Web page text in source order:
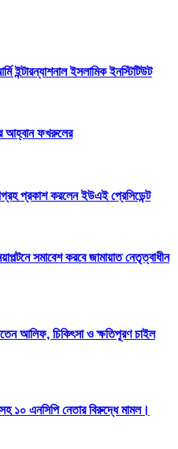
ইন্টারন্যাশনাল ইসলামিক ইনস্টিটিউট
আহ্বান ফখরুলের
প্রকাশ করলেন ইউএই প্রেসিডেন্ট
সমাবেশ করবে জামায়াত নেতৃত্বাধীন
আলিফ, চিকিৎসা ও ক্ষতিপূরণ চাইল
১০ এনসিপি নেতার বিরুদ্ধে মামল।